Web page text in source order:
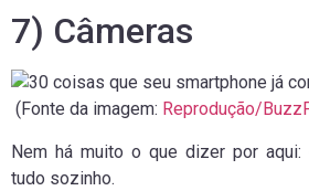
7) Câmeras
(Fonte da imagem: Reprodução/
Nem há muito o que dizer por aqui:
tudo sozinho.